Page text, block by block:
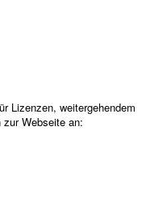
Lizenzen, weitergehendem
Webseite an: